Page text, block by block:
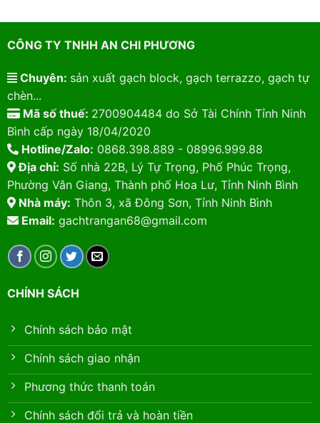
CÔNG TY TNHH AN CHI PHƯƠNG
Chuyên: sản xuất gạch block, gạch terrazzo, gạch tự
chèn...
Mã số thuế: 2700904484 do Sở Tài Chính Tỉnh Ninh
Bình cấp ngày 18/04/2020
Hotline/Zalo: 0868.398.889 - 08996.999.88
Địa chỉ: Số nhà 22B, Lý Tự Trọng, Phố Phúc Trọng,
Phường Vân Giang, Thành phố Hoa Lư, Tỉnh Ninh Bình
Nhà máy: Thôn 3, xã Đông Sơn, Tỉnh Ninh Bình
Email: gachtrangan68@gmail.com
CHÍNH SÁCH
Chính sách bảo mật
Chính sách giao nhận
Phương thức thanh toán
Chính sách đổi trả và hoàn tiền